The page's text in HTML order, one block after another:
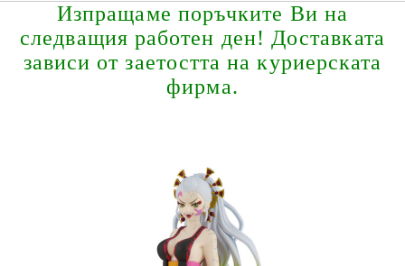
Изпращаме поръчките Ви на
следващия работен ден! Доставката
зависи от заетостта на куриерската
фирма.